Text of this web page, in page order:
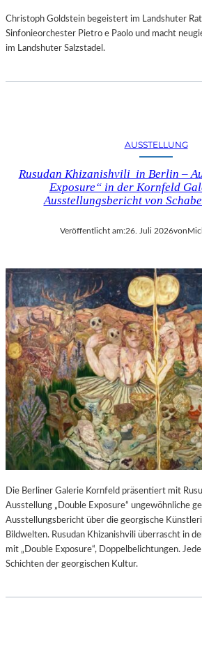
Christoph Goldstein begeistert im Landshuter
Sinfonieorchester Pietro e Paolo und macht
im Landshuter Salzstadel.
AUSSTELLUNG
Rusudan Khizanishvili in Berlin –
Exposure“ in der Kornfeld
Ausstellungsbericht von
Veröffentlicht am:26. Juli 2026von
Die Berliner Galerie Kornfeld präsentiert mit
Ausstellung „Double Exposure“ ungewöhnliche
Ausstellungsbericht über die georgische
Bildwelten. Rusudan Khizanishvili überrascht in
mit „Double Exposure“, Doppelbelichtungen.
Schichten der georgischen Kultur.